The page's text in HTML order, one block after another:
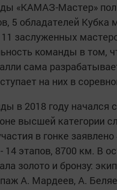
«КАМАЗ-Мастер»
5 обладателей Кубка
заслуженных
команды в том,
сама
на них в
в 2018 году начался
высшей категории
в гонке
этапов, 8700 км. В
золото и бронзу:
А. Мардеев, А.